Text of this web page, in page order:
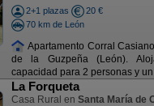
2+1 plazas
20 €
70 km de León
Apartamento Corral
de la Guzpeña (León).
capacidad para 2 personas y un
La Forqueta
Casa Rural en Santa María de